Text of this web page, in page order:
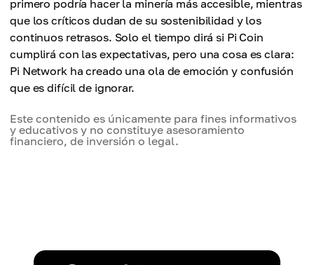
primero podría hacer la minería más accesible, mientras
que los críticos dudan de su sostenibilidad y los
continuos retrasos. Solo el tiempo dirá si Pi Coin
cumplirá con las expectativas, pero una cosa es clara:
Pi Network ha creado una ola de emoción y confusión
que es difícil de ignorar.
Este contenido es únicamente para fines informativos
y educativos y no constituye asesoramiento
financiero, de inversión o legal.